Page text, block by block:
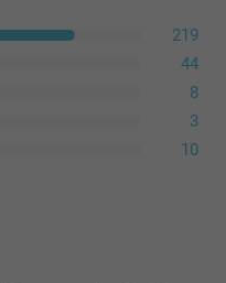
219
44
8
3
10